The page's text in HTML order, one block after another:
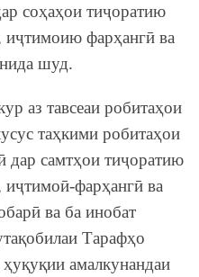
соҳаҳои тиҷоратию
фарҳангӣ ва
шуд.
аз тавсеаи робитаҳои
таҳкими робитаҳои
дар самтҳои тиҷоратию
фарҳангӣ ва
ва ба инобат
Тарафҳо
амалкунандаи